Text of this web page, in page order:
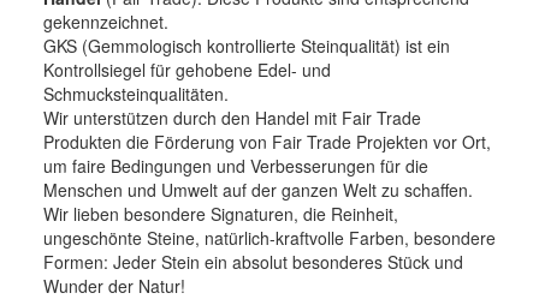
gekennzeichnet.
GKS (Gemmologisch kontrollierte Steinqualität) ist ein
Kontrollsiegel für gehobene Edel- und
Schmucksteinqualitäten.
Wir unterstützen durch den Handel mit Fair Trade
Produkten die Förderung von Fair Trade Projekten vor Ort,
um faire Bedingungen und Verbesserungen für die
Menschen und Umwelt auf der ganzen Welt zu schaffen.
Wir lieben besondere Signaturen, die Reinheit,
ungeschönte Steine, natürlich-kraftvolle Farben, besondere
Formen: Jeder Stein ein absolut besonderes Stück und
Wunder der Natur!